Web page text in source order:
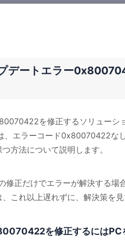
デートエラー
を修正するソリューシ
、エラーコード0x80070422な
方法について説明します。
修正だけでエラーが解決する
これ以上遅れずに、解決策を
を修正するにはPC